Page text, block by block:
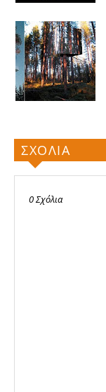
ΣΧΟΛΙΑ
0 Σχόλια